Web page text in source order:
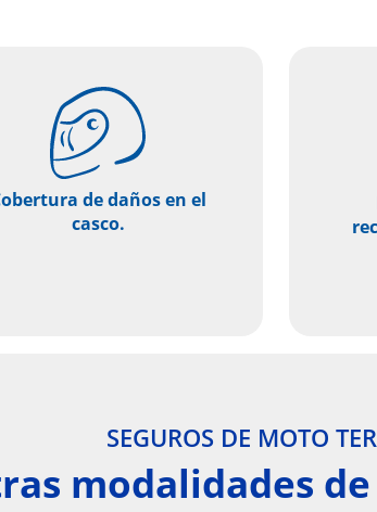
de daños en el
casco.
SEGUROS DE MOTO
modalidades